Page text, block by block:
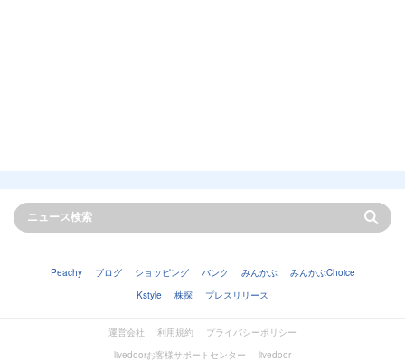
Peachy ブログ ショッピング バンク みんかぶ
みんかぶChoice
Kstyle
株探 プレスリリース
運営会社 利用規約
プライバシーポリシー
livedoorお客様サポートセンター
livedoor